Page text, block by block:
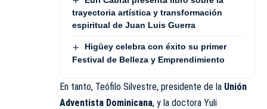
trayectoria artística y transformación
espiritual de Juan Luis Guerra
Higüey celebra con éxito su primer
Festival de Belleza y Emprendimiento
En tanto, Teófilo Silvestre, presidente de la Unión
Adventista Dominicana, y la doctora Yuli